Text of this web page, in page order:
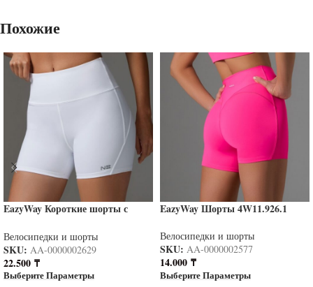
Похожие
EazyWay Короткие шорты с
NW11.140.2
Велосипедки и шорты
SKU: AA-0000002629
22.500 ₸
Выберите Параметры
EazyWay Шорты 4W11.926.1
Велосипедки и шорты
SKU: AA-0000002577
14.000 ₸
Выберите Параметры